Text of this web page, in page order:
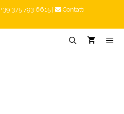
+39 375 793 6615 Contatti